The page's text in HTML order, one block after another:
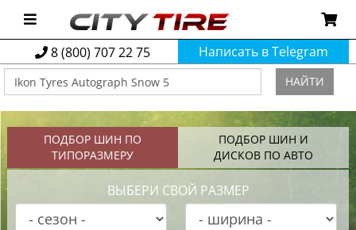
8 (800) 707 22 75 Написать в Telegram
НАЙТИ
ПОДБОР ШИН ПО
ТИПОРАЗМЕРУ
ПОДБОР ШИН И
ДИСКОВ ПО АВТО
ВЫБЕРИ СВОЙ РАЗМЕР